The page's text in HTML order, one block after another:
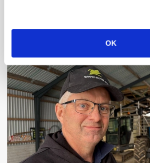
OK
Russisk mælkepris dykker 23